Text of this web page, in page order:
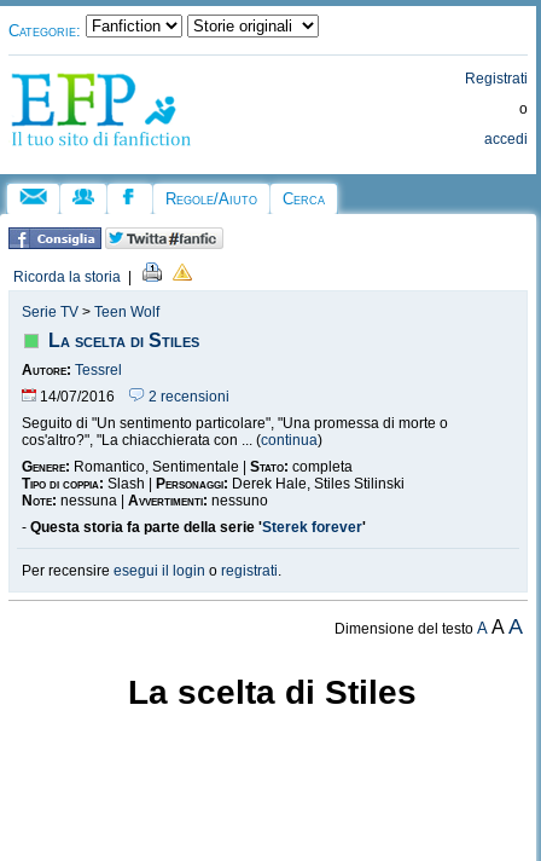
Categorie:
Registrati
o
accedi
Regole/Aiuto Cerca
Ricorda la storia
Serie TV > Teen Wolf
La scelta di Stiles
Autore: Tessrel
14/07/2016
2 recensioni
Seguito di "Un sentimento particolare", "Una promessa di morte o
cos'altro?", "La chiacchierata con ... (continua)
Genere: Romantico, Sentimentale | Stato: completa
Tipo di coppia: Slash | Personaggi: Derek Hale, Stiles Stilinski
Note: nessuna | Avvertimenti: nessuno
- Questa storia fa parte della serie 'Sterek forever'
Per recensire esegui il login o registrati.
Dimensione del testoA AA
La scelta di Stiles